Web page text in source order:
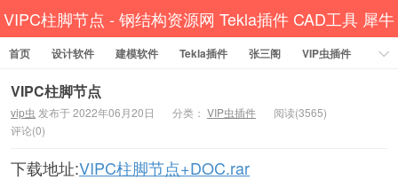
VIPC柱脚节点 - 钢结构资源网 Tekla插件 CAD工具 犀牛
GH汉化 套料
首页 设计软件 建模软件 Tekla插件 张三阁
VIP虫插件
CAD插件
定尺提料
资讯教程
工程模型 关于网站
VIPC柱脚节点
vip虫 发布于 2022年06月20日 分类： VIP虫插件
阅读(3565)
评论(0)
下载地址:VIPC柱脚节点+DOC.rar